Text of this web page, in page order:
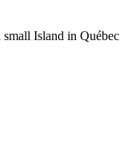
Island in Québec